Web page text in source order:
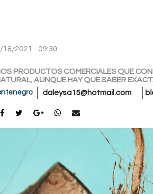
18/2021 - 09:30
PRODUCTOS COMERCIALES QUE
AUNQUE HAY QUE SABER
daleysa15@hotmail.com